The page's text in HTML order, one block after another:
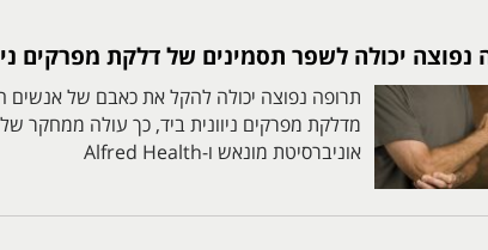
נפוצה יכולה לשפר תסמינים של דלקת מפרקים
תרופה נפוצה יכולה להקל את כאבם של אנשים
מדלקת מפרקים ניוונית ביד, כך עולה ממחקר של
אוניברסיטת מונאש ו-Alfred Health